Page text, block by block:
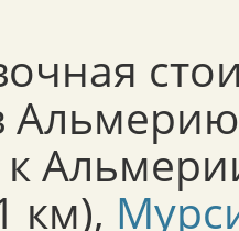
км),